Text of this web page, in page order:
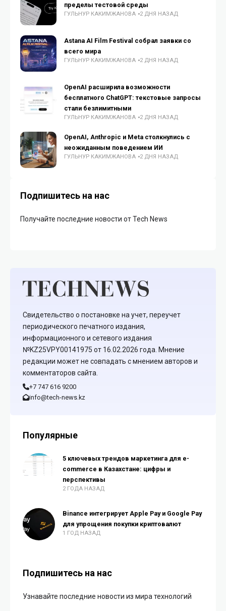
пределы тестовой среды
ГУЛЬНУР КАКИМЖАНОВА 2 ДНЯ НАЗАД
Astana AI Film Festival собрал заявки со
всего мира
ГУЛЬНУР КАКИМЖАНОВА 2 ДНЯ НАЗАД
OpenAI расширила возможности
бесплатного ChatGPT: текстовые запросы
стали безлимитными
ГУЛЬНУР КАКИМЖАНОВА 2 ДНЯ НАЗАД
OpenAI, Anthropic и Meta столкнулись с
неожиданным поведением ИИ
ГУЛЬНУР КАКИМЖАНОВА 2 ДНЯ НАЗАД
Подпишитесь на нас
Получайте последние новости от Tech News
Свидетельство о постановке на учет, переучет
периодического печатного издания,
информационного и сетевого издания
№KZ25VPY00141975 от 16.02.2026 года. Мнение
редакции может не совпадать с мнением авторов и
комментаторов сайта.
+7 747 616 9200
info@tech-news.kz
Популярные
5 ключевых трендов маркетинга для e-
commerce в Казахстане: цифры и
перспективы
2 ГОДА НАЗАД
Binance интегрирует Apple Pay и Google Pay
для упрощения покупки криптовалют
1 ГОД НАЗАД
Подпишитесь на нас
Узнавайте последние новости из мира технологий